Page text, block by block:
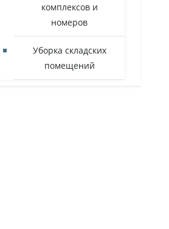
комплексов и
номеров
Уборка складских
помещений